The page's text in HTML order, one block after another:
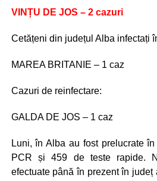
VINȚU DE JOS – 2 cazuri
Cetățeni din județul Alba infectați
MAREA BRITANIE – 1 caz
Cazuri de reinfectare:
GALDA DE JOS – 1 caz
Luni, în Alba au fost prelucrate
PCR și 459 de teste rapide.
efectuate până în prezent în județ